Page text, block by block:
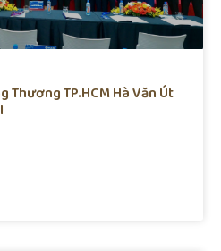
Thương TP.HCM Hà Văn Út